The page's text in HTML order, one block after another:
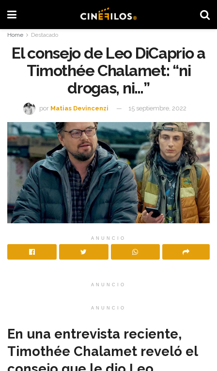
Home Destacado
El consejo de Leo DiCaprio a
Timothée Chalamet: “ni
drogas, ni…”
por Matias Devincenzi 15 septiembre, 2022
ANUNCIO
ANUNCIO
ANUNCIO
En una entrevista reciente,
Timothée Chalamet reveló el